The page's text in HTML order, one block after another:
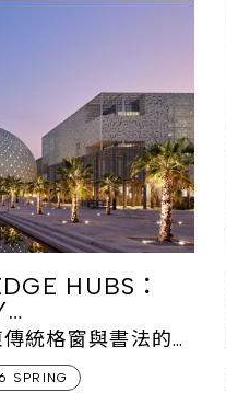
HUBS：
統格窗與書法的現
SPRING